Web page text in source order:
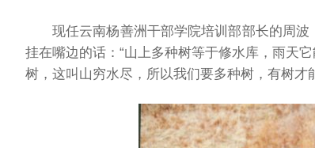
现任云南杨善洲干部学院培训部部长的周
挂在嘴边的话：“山上多种树等于修水库，雨天
树，这叫山穷水尽，所以我们要多种树，有树才